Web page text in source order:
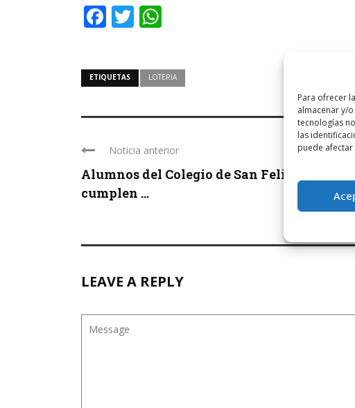
Para ofrecer
almacenar y/
tecnologías
las
puede afectar
Facebook
Twitter
ETIQUETAS LOTERIA
Noticia anterior
Alumnos del Colegio de San Felices
cumplen ...
LEAVE A REPLY